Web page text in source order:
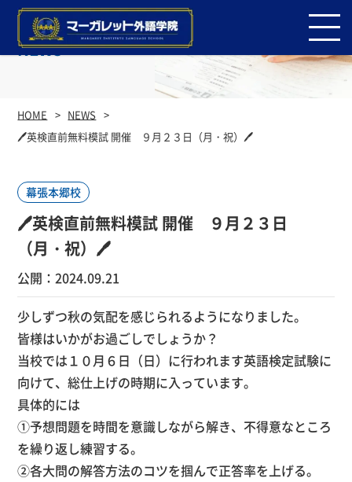
NEWS
HOME
NEWS
🖊英検直前無料模試 開催 ９月２３日（月・祝）🖊
幕張本郷校
🖊英検直前無料模試 開催 ９月２３日
（月・祝）🖊
公開：2024.09.21
少しずつ秋の気配を感じられるようになりました。
皆様はいかがお過ごしでしょうか？
当校では１０月６日（日）に行われます英語検定試験に
向けて、総仕上げの時期に入っています。
具体的には
①予想問題を時間を意識しながら解き、不得意なところ
を繰り返し練習する。
②各大問の解答方法のコツを掴んで正答率を上げる。